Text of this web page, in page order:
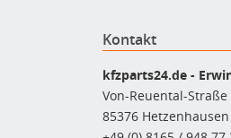
Kontakt
kfzparts24.de -
Von-Reuental-Straße
85376 Hetzenhausen